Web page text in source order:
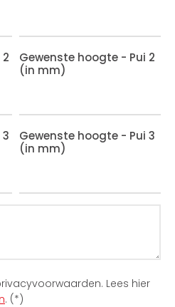
Gewenste hoogte - Pui 2
(in mm)
Gewenste hoogte - Pui 3
(in mm)
Lees hier
. (*)